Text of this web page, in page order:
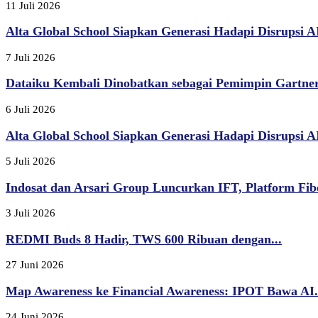
11 Juli 2026
Alta Global School Siapkan Generasi Hadapi Disrupsi
7 Juli 2026
Dataiku Kembali Dinobatkan sebagai Pemimpin
6 Juli 2026
Alta Global School Siapkan Generasi Hadapi Disrupsi
5 Juli 2026
Indosat dan Arsari Group Luncurkan IFT, Platform
3 Juli 2026
REDMI Buds 8 Hadir, TWS 600 Ribuan dengan...
27 Juni 2026
Map Awareness ke Financial Awareness: IPOT Bawa